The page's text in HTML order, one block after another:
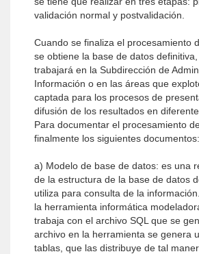
validación normal y postvalidación.
Cuando se finaliza el procesamiento
se obtiene la base de datos
trabajará en la Subdirección de
Información o en las áreas que
captada para los procesos de
difusión de los resultados en
Para documentar el procesamiento
finalmente los siguientes documentos:
a) Modelo de base de datos: es una
de la estructura de la base de datos
utiliza para consulta de la
la herramienta informática
trabaja con el archivo SQL que se
archivo en la herramienta se genera
tablas, que las distribuye de tal